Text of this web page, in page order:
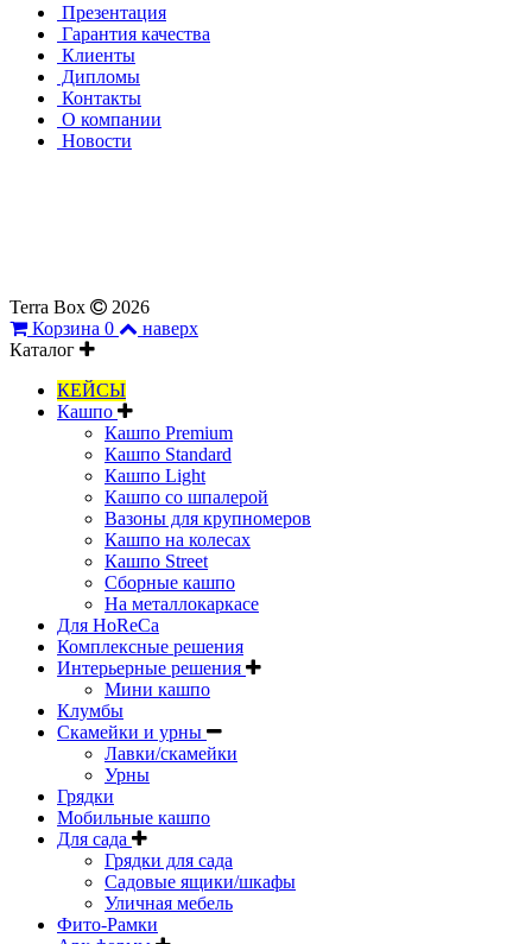
Презентация
Гарантия качества
Клиенты
Дипломы
Контакты
О компании
Новости
Terra Box
2026
Корзина 0
наверх
Каталог
КЕЙСЫ
Кашпо
Кашпо Premium
Кашпо Standard
Кашпо Light
Кашпо со шпалерой
Вазоны для крупномеров
Кашпо на колесах
Кашпо Street
Сборные кашпо
На металлокаркасе
Для HoReCa
Комплексные решения
Интерьерные решения
Мини кашпо
Клумбы
Скамейки и урны
Лавки/скамейки
Урны
Грядки
Мобильные кашпо
Для сада
Грядки для сада
Садовые ящики/шкафы
Уличная мебель
Фито-Рамки